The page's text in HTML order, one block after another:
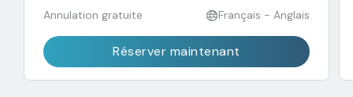
Annulation gratuite Français - Anglais
Réserver maintenant